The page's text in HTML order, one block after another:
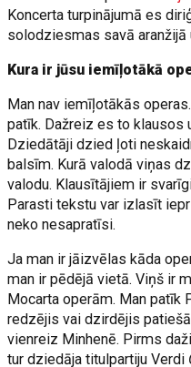
Koncerta turpinājumā es
solodziesmas savā
Kura ir jūsu iemīļotākā
Man nav iemīļotākās
patīk. Dažreiz es to klausos
Dziedātāji dzied ļoti
balsīm. Kurā valodā viņas
valodu. Klausītājiem ir
Parasti tekstu var izlasīt
neko nesapratīsi.
Ja man ir jāizvēlas kāda
man ir pēdējā vietā. Viņš ir
Mocarta operām. Man patīk
redzējis vai dzirdējis
vienreiz Minhenē. Pirms
tur dziedāja titulpartiju Verdi